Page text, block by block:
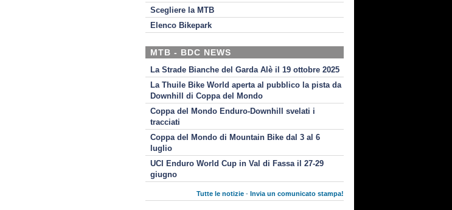
Scegliere la MTB
Elenco Bikepark
MTB - BDC NEWS
La Strade Bianche del Garda Alè il 19 ottobre 2025
La Thuile Bike World aperta al pubblico la pista da
Downhill di Coppa del Mondo
Coppa del Mondo Enduro-Downhill svelati i
tracciati
Coppa del Mondo di Mountain Bike dal 3 al 6
luglio
UCI Enduro World Cup in Val di Fassa il 27-29
giugno
Tutte le notizie -Invia un comunicato stampa!